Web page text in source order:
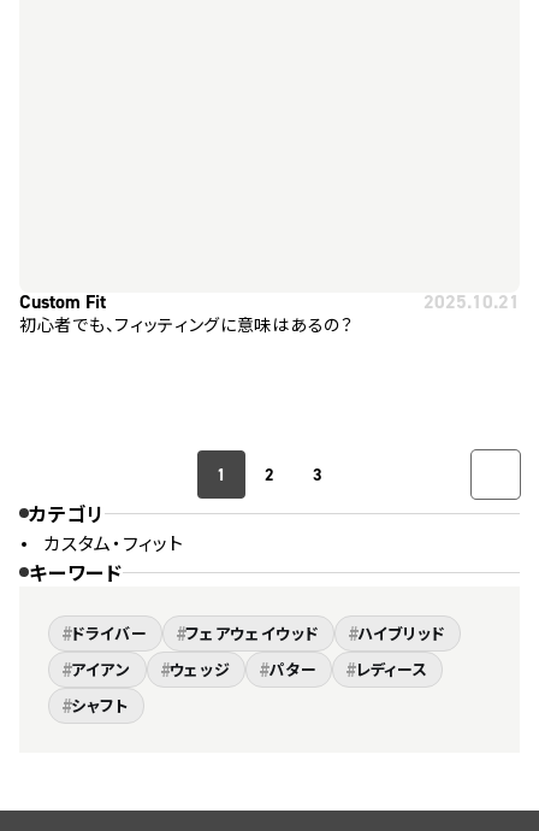
Custom Fit 2025.10.21
初心者でも、フィッティングに意味はあるの？
1 2 3
カテゴリ
カスタム・フィット
キーワード
#ドライバー #フェアウェイウッド #ハイブリッド
#アイアン #ウェッジ #パター #レディース
#シャフト